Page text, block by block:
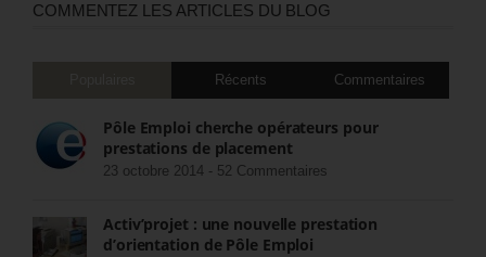
COMMENTEZ LES ARTICLES DU BLOG
Récents Commentaires
Pôle Emploi cherche opérateurs pour
prestations de placement
23 octobre 2014 - 52 Commentaires
Activ’projet : une nouvelle prestation
d’orientation de Pôle Emploi